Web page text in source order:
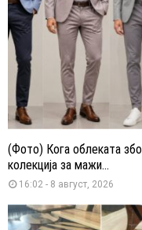
(Фото) Кога облеката
колекција за мажи...
16:02 - 8 август, 2026